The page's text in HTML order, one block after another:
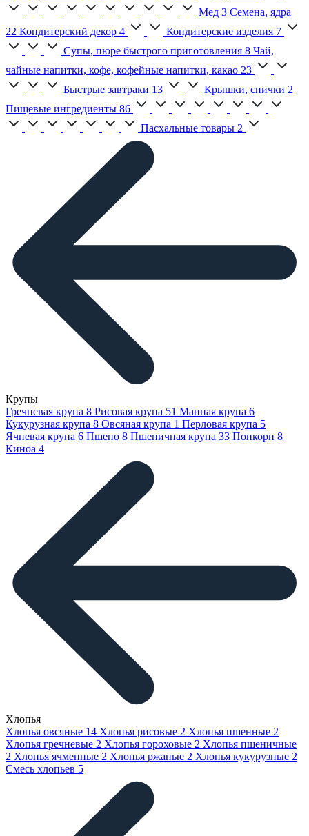
Мед 3 Семена, ядра
22 Кондитерский декор 4 Кондитерские изделия 7
Супы, пюре быстрого приготовления 8 Чай,
чайные напитки, кофе, кофейные напитки, какао 23
Быстрые завтраки 13 Крышки, спички 2
Пищевые ингредиенты 86
Пасхальные товары 2
Крупы
Гречневая крупа 8 Рисовая крупа 51 Манная крупа 6
Кукурузная крупа 8 Овсяная крупа 1 Перловая крупа 5
Ячневая крупа 6 Пшено 8 Пшеничная крупа 33 Попкорн 8
Киноа 4
Хлопья
Хлопья овсяные 14 Хлопья рисовые 2 Хлопья пшенные 2
Хлопья гречневые 2 Хлопья гороховые 2 Хлопья пшеничные
2 Хлопья ячменные 2 Хлопья ржаные 2 Хлопья кукурузные 2
Смесь хлопьев 5